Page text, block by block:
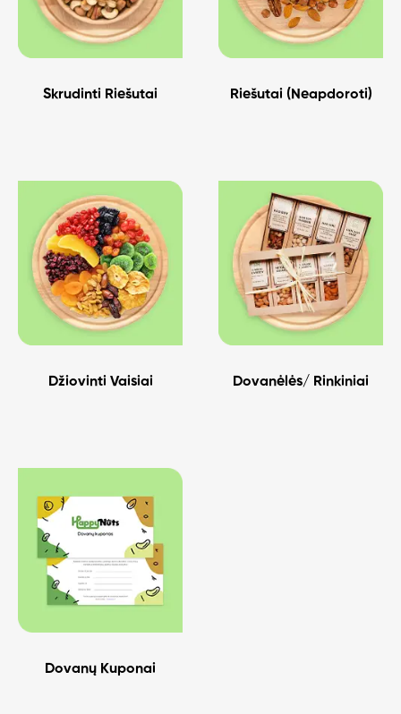
Skrudinti Riešutai Riešutai (Neapdoroti)
Džiovinti Vaisiai Dovanėlės/ Rinkiniai
Dovanų Kuponai